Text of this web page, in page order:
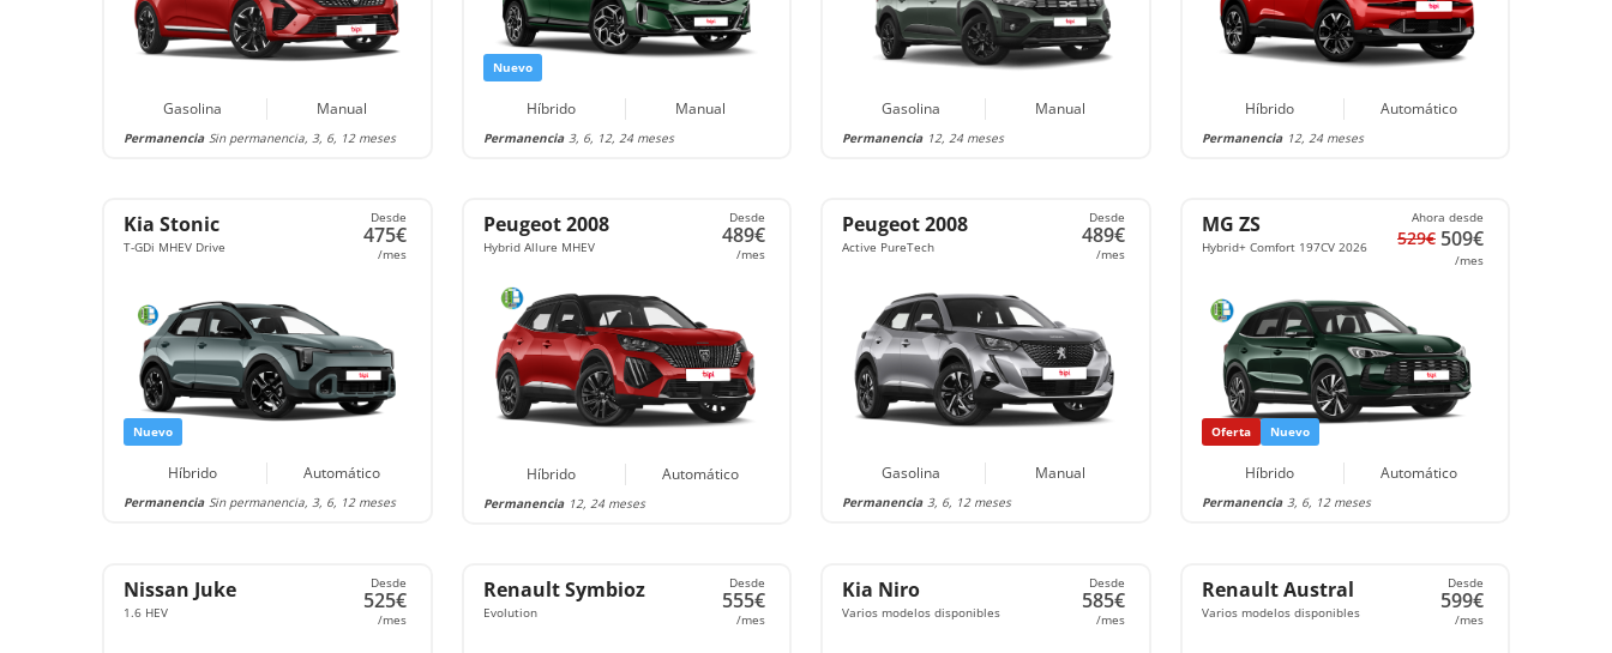
Gasolina Manual
Permanencia Sin permanencia, 3, 6, 12 meses
Nuevo
Híbrido Manual
Permanencia 3, 6, 12, 24 meses
Gasolina Manual
Permanencia 12, 24 meses
Híbrido Automático
Permanencia 12, 24 meses
Kia Stonic
T-GDi MHEV Drive
Desde
475€
/mes
Nuevo
Híbrido Automático
Permanencia Sin permanencia, 3, 6, 12 meses
Peugeot 2008
Hybrid Allure MHEV
Desde
489€
/mes
Híbrido Automático
Permanencia 12, 24 meses
Peugeot 2008
Active PureTech
Desde
489€
/mes
Gasolina Manual
Permanencia 3, 6, 12 meses
MG ZS
Hybrid+ Comfort 197CV 2026
Ahora desde
529€ 509€
/mes
Oferta Nuevo
Híbrido Automático
Permanencia 3, 6, 12 meses
Nissan Juke
1.6 HEV
Desde
525€
/mes
Renault Symbioz
Evolution
Desde
555€
/mes
Kia Niro
Varios modelos disponibles
Desde
585€
/mes
Renault Austral
Varios modelos disponibles
Desde
599€
/mes